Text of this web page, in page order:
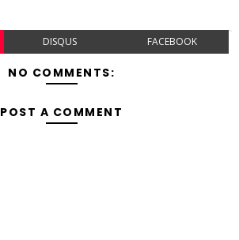
DISQUS FACEBOOK
NO COMMENTS:
POST A COMMENT